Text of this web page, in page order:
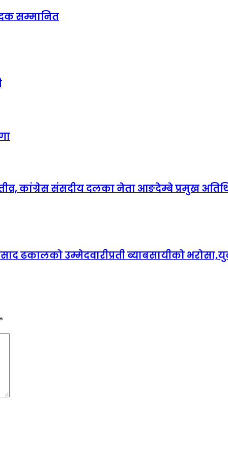
सम्मानित
कांग्रेस संसदीय दलका नेता आङदेम्बे प्रमुख
ढकालको उम्मेदवारीप्रती ब्याबसायीको
*